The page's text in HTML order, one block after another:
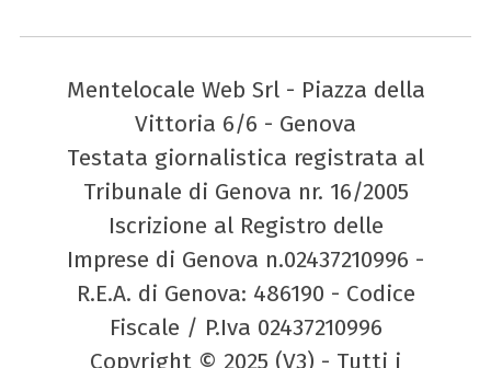
Mentelocale Web Srl - Piazza della
Vittoria 6/6 - Genova
Testata giornalistica registrata al
Tribunale di Genova nr. 16/2005
Iscrizione al Registro delle
Imprese di Genova n.02437210996 -
R.E.A. di Genova: 486190 - Codice
Fiscale / P.Iva 02437210996
Copyright © 2025 (V3) - Tutti i